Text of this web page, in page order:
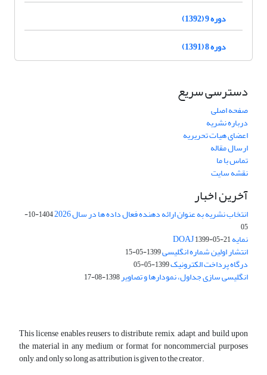
دوره 9 (1392)
دوره 8 (1391)
دسترسی سریع
صفحه اصلی
درباره نشریه
اعضای هیات تحریریه
ارسال مقاله
تماس با ما
نقشه سایت
آخرین اخبار
انتخاب نشریه به عنوان ارائه دهنده فعال داده ها در سال 2026
1404-10-
05
نمایه DOAJ1399-05-21
انتشار اولین شماره انگلیسی1399-05-15
درگاه پرداخت الکترونیک1399-05-05
انگلیسی سازی جداول، نمودارها و تصاویر1398-08-17
This license enables reusers to distribute, remix, adapt, and build upon
the material in any medium or format for noncommercial purposes
only, and only so long as attribution is given to the creator.